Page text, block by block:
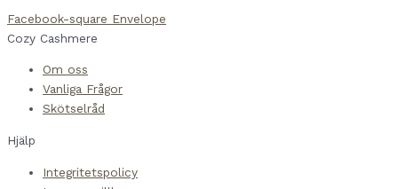
Facebook-square Envelope
Cozy Cashmere
Om oss
Vanliga Frågor
Skötselråd
Hjälp
Integritetspolicy